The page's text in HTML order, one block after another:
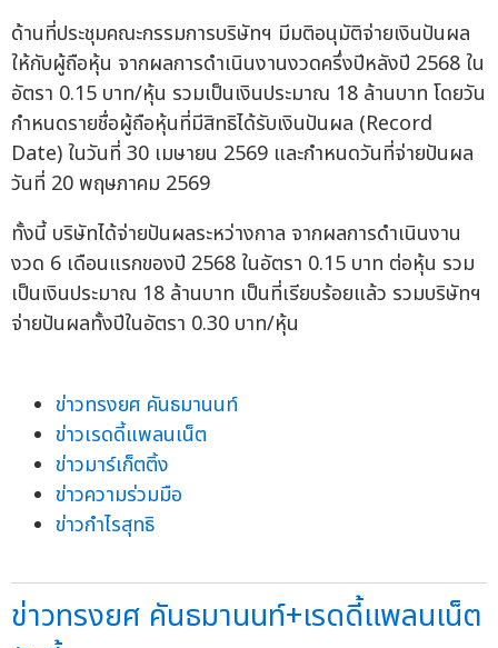
ด้านที่ประชุมคณะกรรมการบริษัทฯ มีมติอนุมัติจ่ายเงินปันผล
ให้กับผู้ถือหุ้น จากผลการดำเนินงานงวดครึ่งปีหลังปี 2568 ใน
อัตรา 0.15 บาท/หุ้น รวมเป็นเงินประมาณ 18 ล้านบาท โดยวัน
กำหนดรายชื่อผู้ถือหุ้นที่มีสิทธิได้รับเงินปันผล (Record
Date) ในวันที่ 30 เมษายน 2569 และกำหนดวันที่จ่ายปันผล
วันที่ 20 พฤษภาคม 2569
ทั้งนี้ บริษัทได้จ่ายปันผลระหว่างกาล จากผลการดำเนินงาน
งวด 6 เดือนแรกของปี 2568 ในอัตรา 0.15 บาท ต่อหุ้น รวม
เป็นเงินประมาณ 18 ล้านบาท เป็นที่เรียบร้อยแล้ว รวมบริษัทฯ
จ่ายปันผลทั้งปีในอัตรา 0.30 บาท/หุ้น
ข่าวทรงยศ คันธมานนท์
ข่าวเรดดี้แพลนเน็ต
ข่าวมาร์เก็ตติ้ง
ข่าวความร่วมมือ
ข่าวกำไรสุทธิ
ข่าวทรงยศ คันธมานนท์+เรดดี้แพลนเน็ต